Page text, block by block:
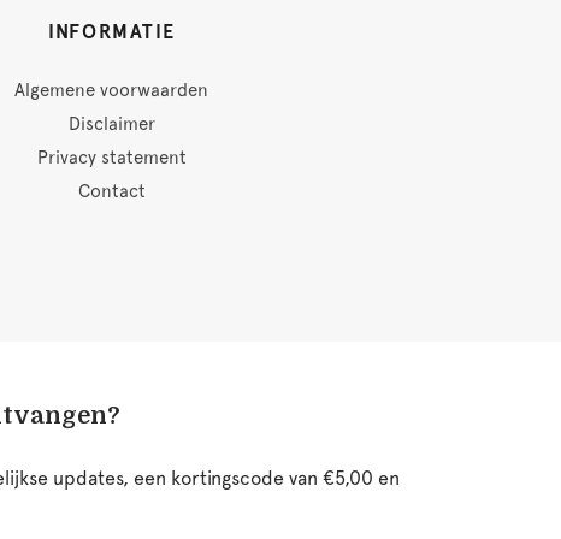
INFORMATIE
Algemene voorwaarden
Disclaimer
Privacy statement
Contact
updates, een kortingscode van €5,00 en